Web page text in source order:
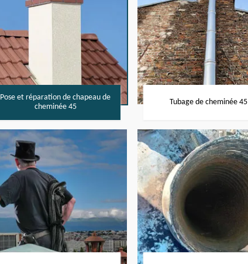
Pose et réparation de chapeau de
cheminée 45
Tubage de cheminée 45